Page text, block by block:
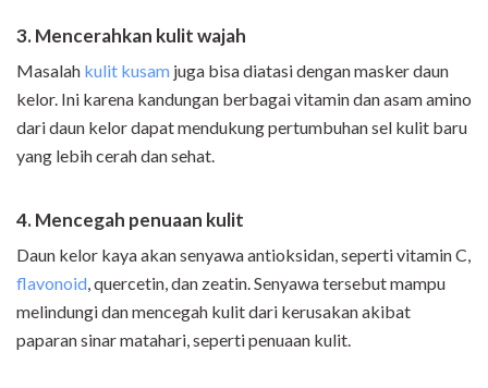
3. Mencerahkan kulit wajah
Masalah kulit kusam juga bisa diatasi dengan masker daun
kelor. Ini karena kandungan berbagai vitamin dan asam amino
dari daun kelor dapat mendukung pertumbuhan sel kulit baru
yang lebih cerah dan sehat.
4. Mencegah penuaan kulit
Daun kelor kaya akan senyawa antioksidan, seperti vitamin C,
flavonoid, quercetin, dan zeatin. Senyawa tersebut mampu
melindungi dan mencegah kulit dari kerusakan akibat
paparan sinar matahari, seperti penuaan kulit.